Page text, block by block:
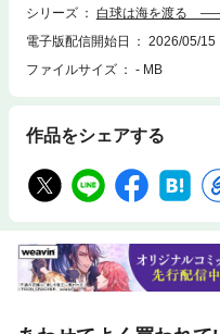
棒球が追いついた日第一章 台
園の台湾人選手第二章 台湾の
への飛躍、王貞治と少年たち
を渡ったサムライたち終章 台湾
シリーズ
白球は海を渡る
電子版配信開始日
2026/05/15
ファイルサイズ
- MB
作品をシェアする